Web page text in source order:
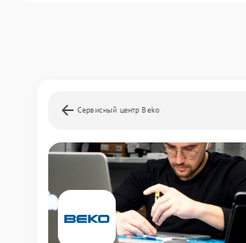
Сервисный центр Beko